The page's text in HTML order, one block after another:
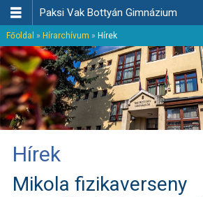
 Paksi Vak Bottyán Gimnázium
Főoldal » Hírarchívum » Hírek
Hírek
Mikola fizikaverseny